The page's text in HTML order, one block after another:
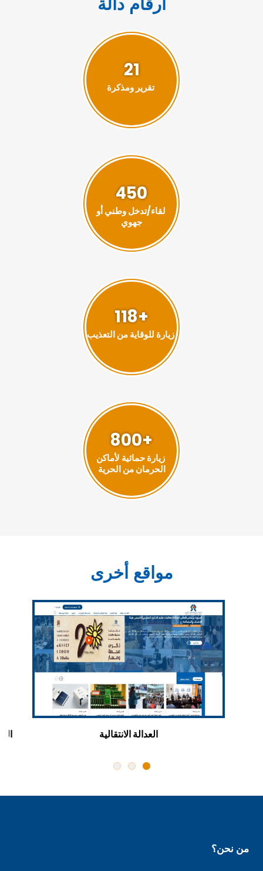
أرقام دالة
21
تقرير ومذكرة
450
لقاء/تدخل وطني أو
جهوي
+118
زيارة للوقاية من التعذيب
+800
زيارة حمائية لأماكن
الحرمان من الحرية
مواقع أخرى
العدالة الانتقالية
من نحن؟